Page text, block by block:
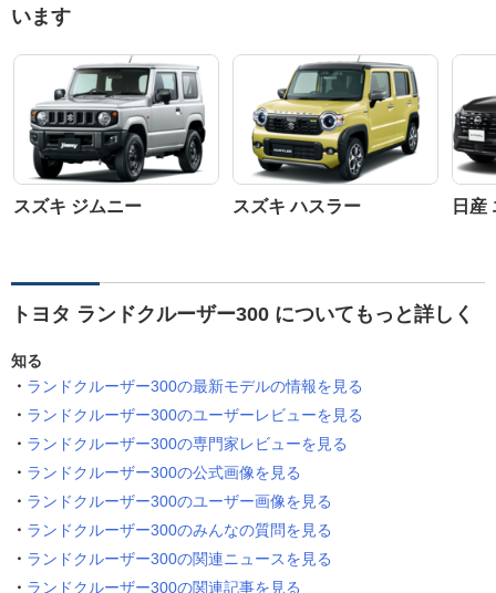
います
スズキ ジムニー スズキ ハスラー 日産
トヨタ ランドクルーザー300 についてもっと詳しく
知る
ランドクルーザー300の最新モデルの情報を見る
ランドクルーザー300のユーザーレビューを見る
ランドクルーザー300の専門家レビューを見る
ランドクルーザー300の公式画像を見る
ランドクルーザー300のユーザー画像を見る
ランドクルーザー300のみんなの質問を見る
ランドクルーザー300の関連ニュースを見る
ランドクルーザー300の関連記事を見る